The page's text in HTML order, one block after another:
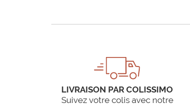
LIVRAISON PAR COLISSIMO
Suivez votre colis avec notre